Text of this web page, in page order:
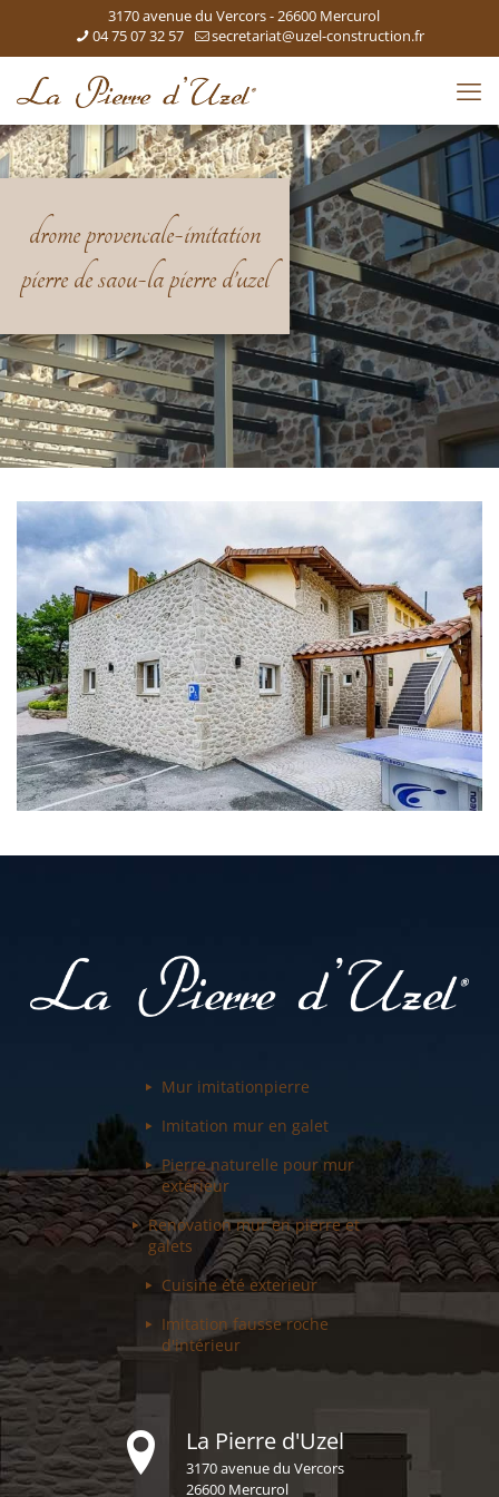
3170 avenue du Vercors - 26600 Mercurol
04 75 07 32 57
secretariat@uzel-construction.fr
drome provencale-imitation
pierre de saou-la pierre d’uzel
Mur imitationpierre
Imitation mur en galet
Pierre naturelle pour mur
extérieur
Renovation muren pierre et
galets
Cuisine été exterieur
Imitation fausseroche
d'intérieur
La Pierre d'Uzel
3170 avenue du Vercors
26600 Mercurol